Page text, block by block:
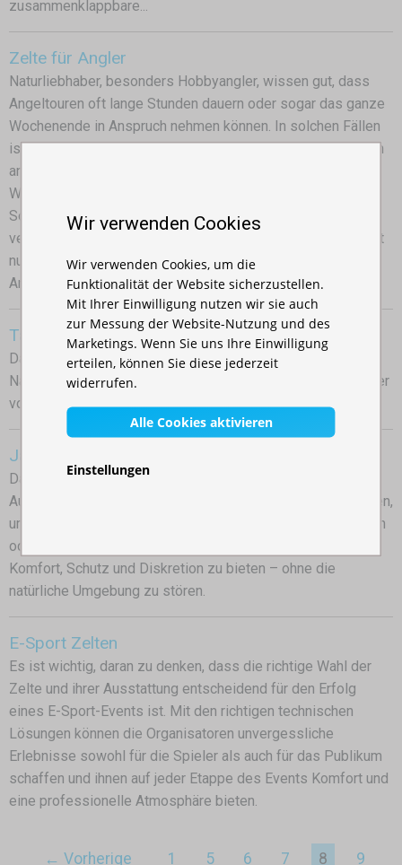
zusammenklappbare...
Zelte für Angler
Naturliebhaber, besonders Hobbyangler, wissen gut, dass
Angeltouren oft lange Stunden dauern oder sogar das ganze
Wochenende in Anspruch nehmen können. In solchen Fällen
ist nicht nur das Anglerzubehör notwendig, sondern auch ein
angemessener Schutz vor den wechselhaften
Wetterbedingungen, Insekten und starker
Sonneneinstrahlung. Hier bieten faltbare Gartenzelte in
verschiedenen Größen eine hervorragende Lösung, die nicht
nur für Gartenpartys, sondern auch als praktisches
Anglerzubehör perfekt geeignet sind.
Tarnzelt
Das Tarnzelt ist eine unverzichtbare Ausrüstung für
Naturliebhaber, Jäger, Angler, Airsoft-Teams und Veranstalter
von Outdoor-Events.
Jagdzelt
Das Jagdzelt ist ein unverzichtbarer Bestandteil der
Ausrüstung für alle, die lange Stunden in der Natur verbringen,
um Wild zu beobachten, auf den richtigen Moment zu warten
oder zu jagen. Seine Hauptaufgabe ist es, dem Jäger
Komfort, Schutz und Diskretion zu bieten – ohne die
natürliche Umgebung zu stören.
E-Sport Zelten
Es ist wichtig, daran zu denken, dass die richtige Wahl der
Zelte und ihrer Ausstattung entscheidend für den Erfolg
eines E-Sport-Events ist. Mit den richtigen technischen
Lösungen können die Organisatoren unvergessliche
Erlebnisse sowohl für die Spieler als auch für das Publikum
schaffen und ihnen auf jeder Etappe des Events Komfort und
eine professionelle Atmosphäre bieten.
← Vorherige 1 5 6 7 8
9
Wir verwenden Cookies
Wir verwenden Cookies, um die
Funktionalität der Website sicherzustellen.
Mit Ihrer Einwilligung nutzen wir sie auch
zur Messung der Website-Nutzung und des
Marketings. Wenn Sie uns Ihre Einwilligung
erteilen, können Sie diese jederzeit
widerrufen.
Alle Cookies aktivieren
Einstellungen